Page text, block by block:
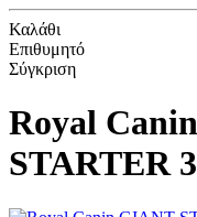
Καλάθι
Επιθυμητό
Σύγκριση
Royal
STARTER